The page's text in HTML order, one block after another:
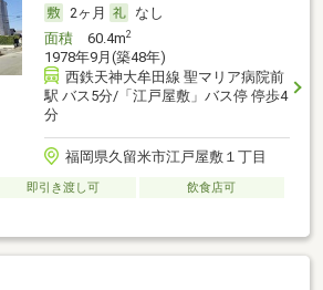
2ヶ月
なし
面積60.4m2
1978年9月(築48年)
西鉄天神大牟田線 聖マリア病院前
駅 バス5分/「江戸屋敷」バス停 停歩4
分
福岡県久留米市江戸屋敷１丁目
即引き渡し可
飲食店可